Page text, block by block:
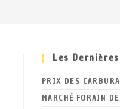
Les
PRIX DES
MARCHÉ FORAIN